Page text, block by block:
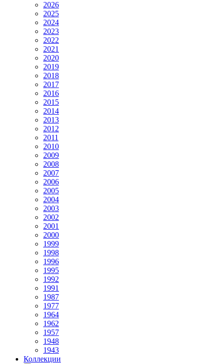
2026
2025
2024
2023
2022
2021
2020
2019
2018
2017
2016
2015
2014
2013
2012
2011
2010
2009
2008
2007
2006
2005
2004
2003
2002
2001
2000
1999
1998
1996
1995
1992
1991
1987
1977
1964
1962
1957
1948
1943
Коллекции